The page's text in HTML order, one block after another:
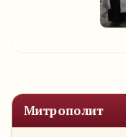
Митрополит